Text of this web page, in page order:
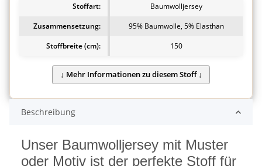
Stoffart:
Baumwolljersey
Zusammensetzung:
95% Baumwolle, 5% Elasthan
Stoffbreite (cm):
150
Beschreibung
Unser Baumwolljersey mit Muster
oder Motiv ist der perfekte Stoff für